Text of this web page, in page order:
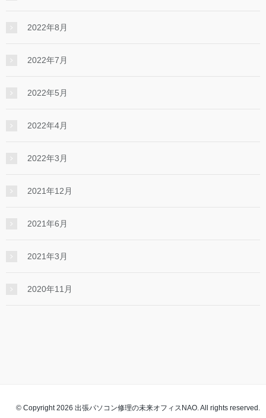
2022年8月
2022年7月
2022年5月
2022年4月
2022年3月
2021年12月
2021年6月
2021年3月
2020年11月
© Copyright 2026 出張パソコン修理の未来オフィスNAO. All rights reserved.